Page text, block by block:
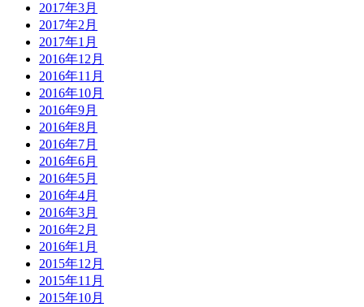
2017年3月
2017年2月
2017年1月
2016年12月
2016年11月
2016年10月
2016年9月
2016年8月
2016年7月
2016年6月
2016年5月
2016年4月
2016年3月
2016年2月
2016年1月
2015年12月
2015年11月
2015年10月